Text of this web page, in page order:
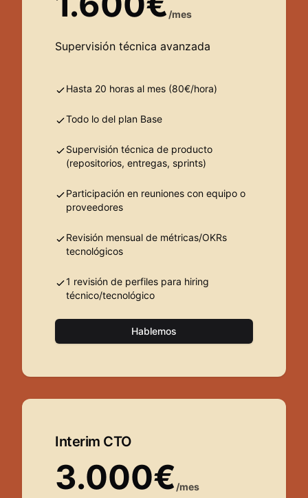
/mes
Supervisión técnica avanzada
Hasta 20 horas al mes (80€/hora)
Todo lo del plan Base
Supervisión técnica de producto
(repositorios, entregas, sprints)
Participación en reuniones con equipo o
proveedores
Revisión mensual de métricas/OKRs
tecnológicos
1 revisión de perfiles para hiring
técnico/tecnológico
Hablemos
Interim CTO
3.000€ /mes